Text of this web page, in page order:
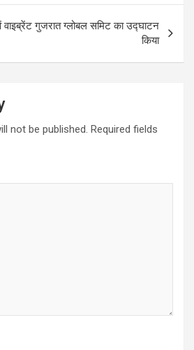
वाइब्रेंट गुजरात ग्लोबल समिट का उद्घाटन
किया
not be published. Required fields